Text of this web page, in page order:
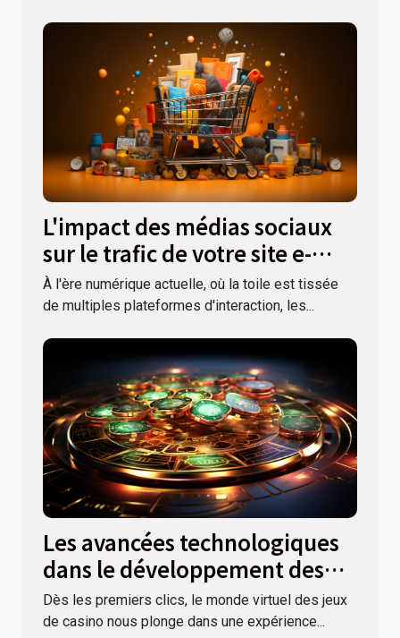
L'impact des médias sociaux
sur le trafic de votre site e-
commerce
À l'ère numérique actuelle, où la toile est tissée
de multiples plateformes d'interaction, les...
Les avancées technologiques
dans le développement des
jeux de casino virtuels
Dès les premiers clics, le monde virtuel des jeux
de casino nous plonge dans une expérience...